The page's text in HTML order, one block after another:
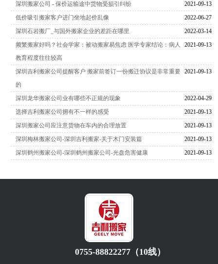
2021-09-13
深圳搬家公司 - 保价运输途中货物受损引纠纷
2022-06-27
低价吸引搬家客户进门坐地起价乱像
2022-03-14
深圳石岩搬厂_与国外搬家企业的差距在哪里
2021-09-13
频繁搬家好吗？社会学家：被动搬家易焦虑 医学专家结论：病人
教育程度往往较高
2021-09-13
深圳吉利搬家公司提醒客户 搬家前签订一份搬迁协议是非常重要
的
2022-04-29
深圳龙华搬家公司业有哪些不正规的现象
2021-09-13
选择吉利搬家公司拥有不一样的感受
2021-09-13
深圳搬家公司应注意货物在车内的合理放置
2021-09-13
深圳梅林搬家公司-深圳吉利搬家-关于木门安装篇
2021-09-13
深圳鹤州搬家公司-深圳鹤州搬家公司-光盘危害健康
0755-88822277（10线）